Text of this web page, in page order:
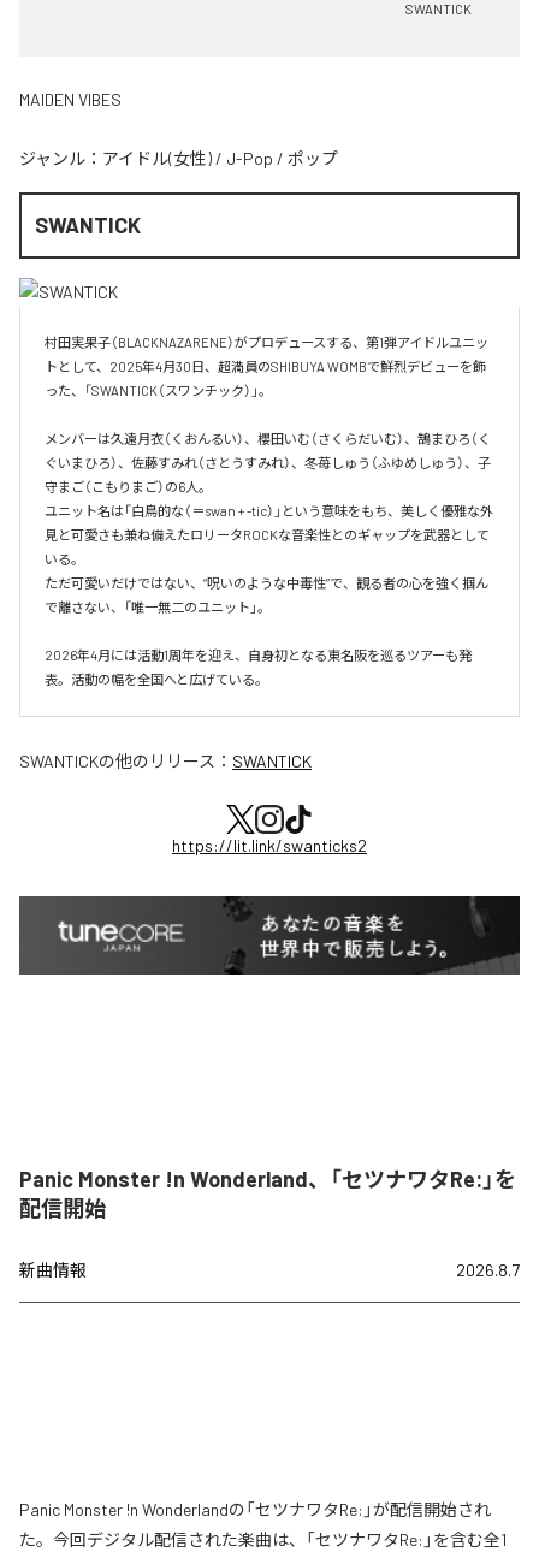
SWANTICK
MAIDEN VIBES
ジャンル： アイドル(女性) / J-Pop / ポップ
SWANTICK
村田実果子（BLACKNAZARENE）がプロデュースする、第1弾アイドルユニッ
トとして、2025年4月30日、超満員のSHIBUYA WOMBで鮮烈デビューを飾
った、「SWANTICK（スワンチック）」。
メンバーは久遠月衣（くおんるい）、櫻田いむ（さくらだいむ）、鵠まひろ（く
ぐいまひろ）、佐藤すみれ（さとうすみれ）、冬苺しゅう（ふゆめしゅう）、子
守まご（こもりまご）の6人。
ユニット名は「白鳥的な（＝swan + -tic）」という意味をもち、美しく優雅な外
見と可愛さも兼ね備えたロリータROCKな音楽性とのギャップを武器として
いる。
ただ可愛いだけではない、“呪いのような中毒性”で、観る者の心を強く掴ん
で離さない、「唯一無二のユニット」。
2026年4月には活動1周年を迎え、自身初となる東名阪を巡るツアーも発
表。活動の幅を全国へと広げている。
SWANTICKの他のリリース： SWANTICK
https://lit.link/swanticks2
Panic Monster !n Wonderland、「セツナワタRe:」を
配信開始
新曲情報 2026.8.7
Panic Monster !n Wonderlandの「セツナワタRe:」が配信開始され
た。今回デジタル配信された楽曲は、「セツナワタRe:」を含む全1